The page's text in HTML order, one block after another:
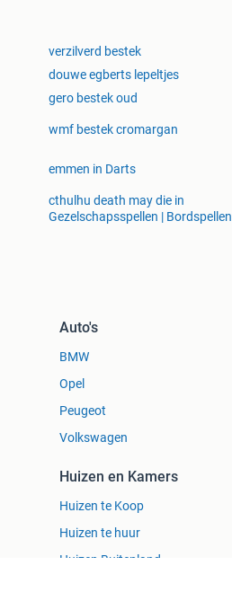
verzilverd bestek
douwe egberts lepeltjes
gero bestek oud
wmf bestek cromargan
emmen in Darts
cthulhu death may die in
Gezelschapsspellen | Bordspellen
Auto's
BMW
Opel
Peugeot
Volkswagen
Huizen en Kamers
Huizen te Koop
Huizen te huur
Huizen Buitenland